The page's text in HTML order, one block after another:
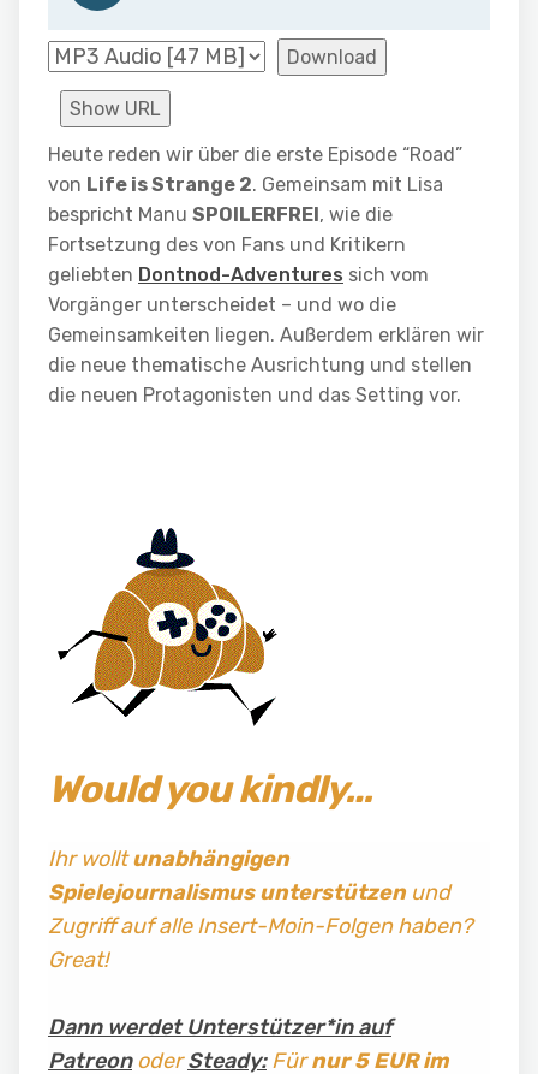
Download
Show URL
Heute reden wir über die erste Episode “Road”
von Life is Strange 2. Gemeinsam mit Lisa
bespricht Manu SPOILERFREI, wie die
Fortsetzung des von Fans und Kritikern
geliebten Dontnod-Adventures sich vom
Vorgänger unterscheidet – und wo die
Gemeinsamkeiten liegen. Außerdem erklären wir
die neue thematische Ausrichtung und stellen
die neuen Protagonisten und das Setting vor.
Would you kindly…
Ihr wolltunabhängigen
Spielejournalismus unterstützenund
Zugriff auf alle Insert-Moin-Folgen haben?
Great!
Dann werdet Unterstützer*in auf
PatreonoderSteady:Fürnur 5 EUR im